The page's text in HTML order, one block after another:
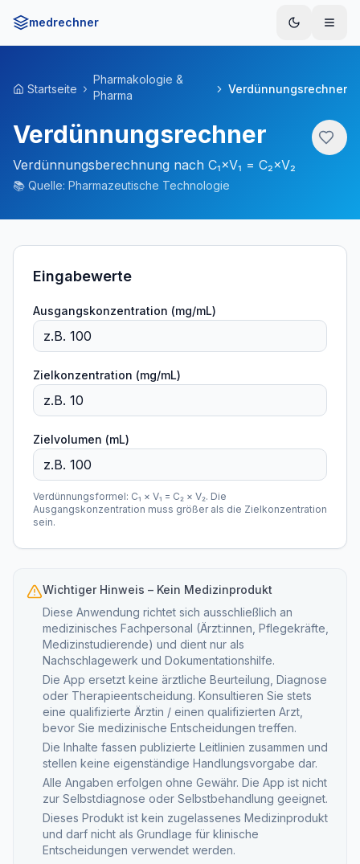
medrechner
Startseite
Pharmakologie &
Pharma
Verdünnungsrechner
Verdünnungsrechner
Verdünnungsberechnung nach C₁×V₁ = C₂×V₂
📚 Quelle: Pharmazeutische Technologie
Eingabewerte
Ausgangskonzentration (mg/mL)
Zielkonzentration (mg/mL)
Zielvolumen (mL)
Verdünnungsformel: C₁ × V₁ = C₂ × V₂. Die
Ausgangskonzentration muss größer als die Zielkonzentration
sein.
Wichtiger Hinweis – Kein Medizinprodukt
Diese Anwendung richtet sich ausschließlich an
medizinisches Fachpersonal (Ärzt:innen, Pflegekräfte,
Medizinstudierende) und dient nur als
Nachschlagewerk und Dokumentationshilfe.
Die App ersetzt keine ärztliche Beurteilung, Diagnose
oder Therapieentscheidung. Konsultieren Sie stets
eine qualifizierte Ärztin / einen qualifizierten Arzt,
bevor Sie medizinische Entscheidungen treffen.
Die Inhalte fassen publizierte Leitlinien zusammen und
stellen keine eigenständige Handlungsvorgabe dar.
Alle Angaben erfolgen ohne Gewähr. Die App ist nicht
zur Selbstdiagnose oder Selbstbehandlung geeignet.
Dieses Produkt ist kein zugelassenes Medizinprodukt
und darf nicht als Grundlage für klinische
Entscheidungen verwendet werden.